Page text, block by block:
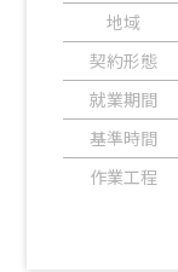
地域
契約形態
就業期間
基準時間
作業工程